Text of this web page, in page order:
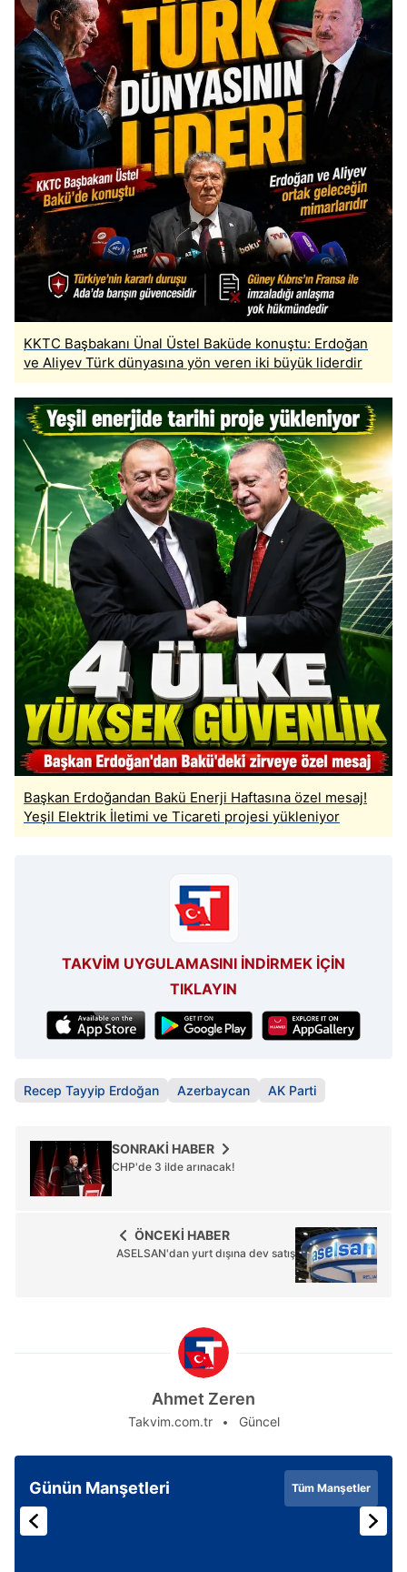
KKTC Başbakanı Ünal Üstel Baküde konuştu: Erdoğan
ve Aliyev Türk dünyasına yön veren iki büyük liderdir
Başkan Erdoğandan Bakü Enerji Haftasına özel mesaj!
Yeşil Elektrik İletimi ve Ticareti projesi yükleniyor
TAKVİM UYGULAMASINI İNDİRMEK İÇİN
TIKLAYIN
Recep Tayyip Erdoğan Azerbaycan AK Parti
SONRAKİ HABER
CHP'de 3 ilde arınacak!
ÖNCEKİ HABER
ASELSAN'dan yurt dışına dev satış
Ahmet Zeren
Takvim.com.tr Güncel
Günün Manşetleri Tüm Manşetler